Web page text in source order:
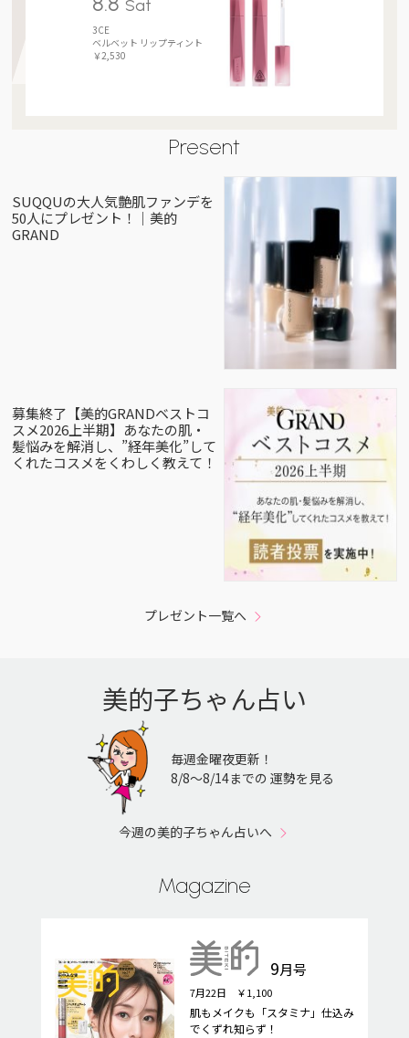
Sat
3CE
ベルベット リップティント
￥2,530
Present
SUQQUの大人気艶肌ファンデを
50人にプレゼント！｜美的
GRAND
募集終了【美的GRANDベストコ
スメ2026上半期】あなたの肌・
髪悩みを解消し、”経年美化”して
くれたコスメをくわしく教えて！
プレゼント一覧へ
美的子ちゃん占い
毎週金曜夜更新！
8/8〜8/14までの 運勢を見る
今週の美的子ちゃん占いへ
Magazine
9月号
7月22日 ￥1,100
肌もメイクも「スタミナ」仕込み
でくずれ知らず！